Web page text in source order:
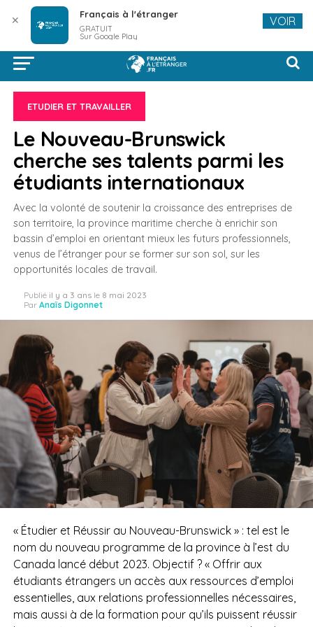
ETUDIER ET TRAVAILLER
Le Nouveau-Brunswick
cherche ses talents parmi les
étudiants internationaux
Avec la volonté de soutenir la croissance des entreprises de
son territoire, la province maritime cherche à enrichir son
bassin d’emploi en orientant mieux les futurs professionnels,
venus de l’étranger pour se former sur son sol, sur les
opportunités locales de travail.
Publié il y a 3 ans le 8 mai 2023
Par Anaïs Digonnet
« Étudier et Réussir au Nouveau-Brunswick » : tel est le
nom du nouveau programme de la province à l’est du
Canada lancé début 2023. Objectif ? « Offrir aux
étudiants étrangers un accès aux ressources d’emploi
essentielles, aux relations professionnelles nécessaires,
mais aussi à de la formation pour qu’ils puissent réussir
✕ Français à l'étranger
GRATUIT
Sur Google Play
VOIR